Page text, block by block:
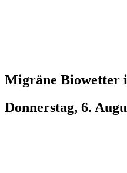
Migräne Biowetter
Donnerstag, 6.